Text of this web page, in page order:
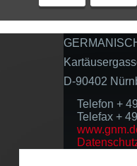
D-90402
Telefon +
Telefax +